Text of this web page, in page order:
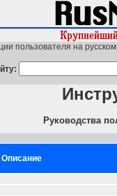
пользователя на
Руководства
Описание